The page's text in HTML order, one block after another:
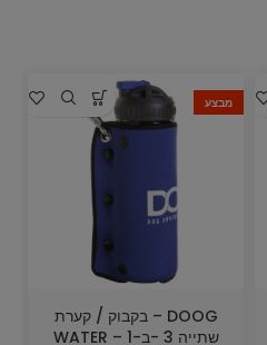
מבצע
DOOG – בקבוק / קערת
שתייה 3 -ב-1 – WATER